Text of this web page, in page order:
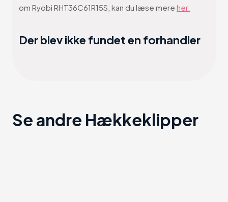
om Ryobi RHT36C61R15S, kan du læse mere her.
Der blev ikke fundet en forhandler
Se andre Hækkeklipper